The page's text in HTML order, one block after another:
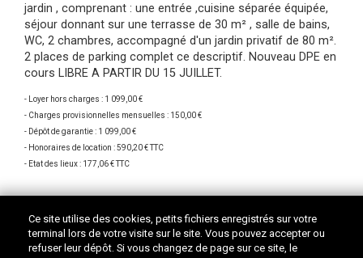
Ce site utilise des cookies, petits fichiers enregistrés sur votre
terminal lors de votre visite sur le site. Vous pouvez accepter ou
refuser leur dépôt. Si vous changez de page sur ce site, le
jardin , comprenant : une entrée ,cuisine séparée équipée,
séjour donnant sur une terrasse de 30 m² , salle de bains,
WC, 2 chambres, accompagné d'un jardin privatif de 80 m².
2 places de parking complet ce descriptif. Nouveau DPE en
cours LIBRE A PARTIR DU 15 JUILLET.
- Loyer hors charges : 1 099,00 €
- Charges provisionnelles mensuelles : 150,00 €
- Dépôt de garantie : 1 099,00 €
- Honoraires de location : 590,20 € TTC
- Etat des lieux : 177,06 € TTC